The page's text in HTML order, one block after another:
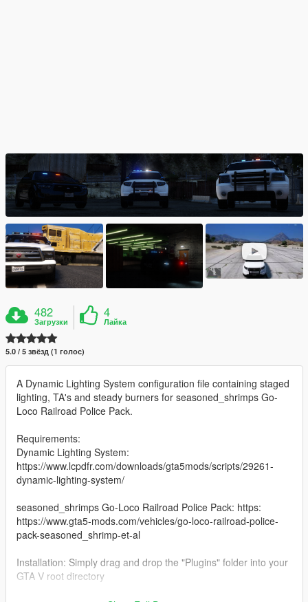
482
Загрузки
4
Лайка
5.0 / 5 звёзд (1 голос)
A Dynamic Lighting System configuration file containing staged
lighting, TA's and steady burners for seasoned_shrimps Go-
Loco Railroad Police Pack.
Requirements:
Dynamic Lighting System:
https://www.lcpdfr.com/downloads/gta5mods/scripts/29261-
dynamic-lighting-system/
seasoned_shrimps Go-Loco Railroad Police Pack: https:
https://www.gta5-mods.com/vehicles/go-loco-railroad-police-
pack-seasoned_shrimp-et-al
Installation: Simply drag and drop the "Plugins" folder into your
GTA V root directory